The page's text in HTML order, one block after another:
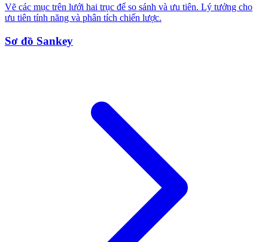
Vẽ các mục trên lưới hai trục để so sánh và ưu tiên. Lý tưởng cho
ưu tiên tính năng và phân tích chiến lược.
Sơ đồ Sankey